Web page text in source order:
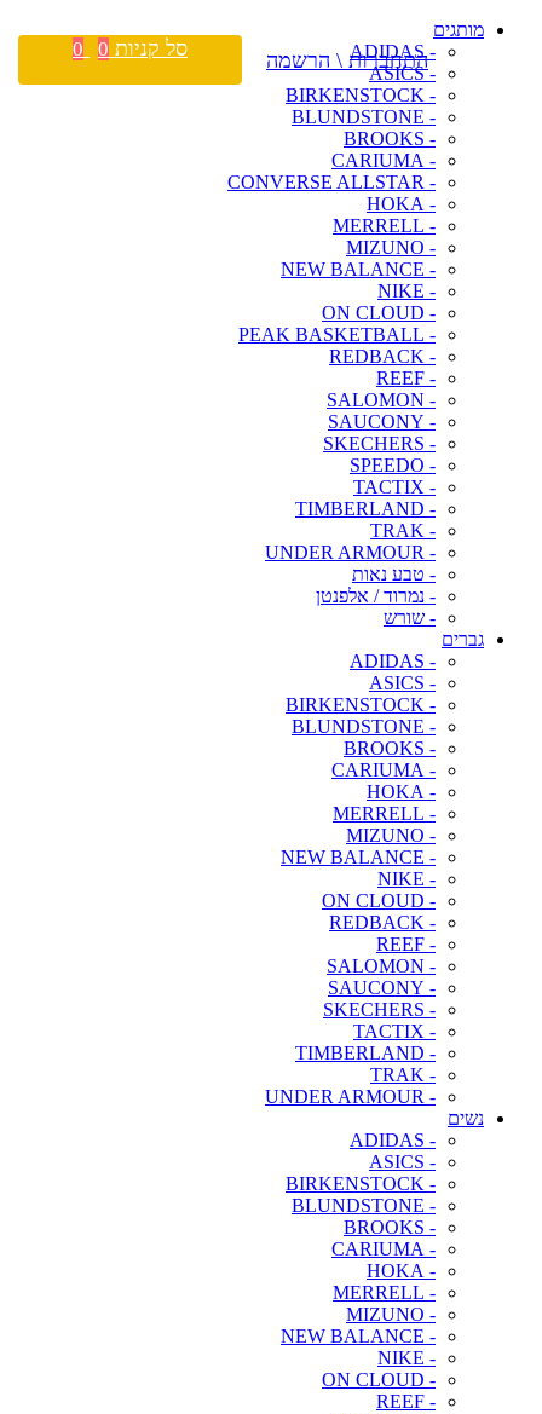
מותגים
- ADIDAS
- ASICS
- BIRKENSTOCK
- BLUNDSTONE
- BROOKS
- CARIUMA
- CONVERSE ALLSTAR
- HOKA
- MERRELL
- MIZUNO
- NEW BALANCE
- NIKE
- ON CLOUD
- PEAK BASKETBALL
- REDBACK
- REEF
- SALOMON
- SAUCONY
- SKECHERS
- SPEEDO
- TACTIX
- TIMBERLAND
- TRAK
- UNDER ARMOUR
- טבע נאות
- נמרוד / אלפנטן
- שורש
גברים
- ADIDAS
- ASICS
- BIRKENSTOCK
- BLUNDSTONE
- BROOKS
- CARIUMA
- HOKA
- MERRELL
- MIZUNO
- NEW BALANCE
- NIKE
- ON CLOUD
- REDBACK
- REEF
- SALOMON
- SAUCONY
- SKECHERS
- TACTIX
- TIMBERLAND
- TRAK
- UNDER ARMOUR
נשים
- ADIDAS
- ASICS
- BIRKENSTOCK
- BLUNDSTONE
- BROOKS
- CARIUMA
- HOKA
- MERRELL
- MIZUNO
- NEW BALANCE
- NIKE
- ON CLOUD
- REEF
התחברות \ הרשמה סל קניות 0
0